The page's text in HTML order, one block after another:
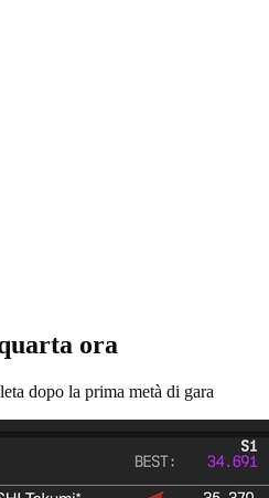
ora
dopo la prima metà di gara